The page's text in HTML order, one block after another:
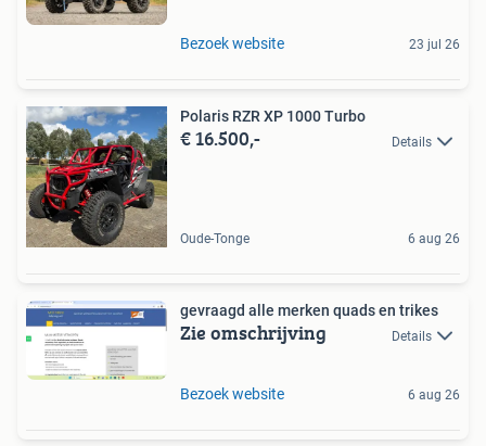
Bezoek website 23 jul 26
Polaris RZR XP 1000 Turbo
€ 16.500,- Details
Oude-Tonge 6 aug 26
gevraagd alle merken quads en trikes
Zie omschrijving Details
Bezoek website 6 aug 26